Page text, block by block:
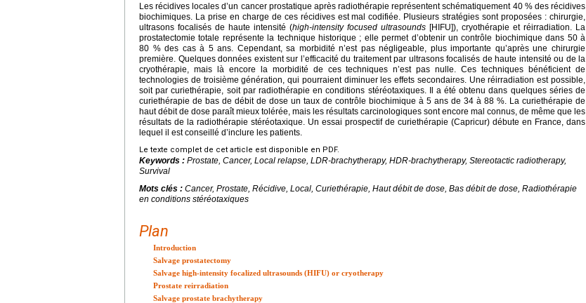
Les récidives locales d’un cancer prostatique après radiothérapie représentent schématiquement 40 % des récidives
biochimiques. La prise en charge de ces récidives est mal codifiée. Plusieurs stratégies sont proposées : chirurgie,
ultrasons focalisés de haute intensité (high-intensity focused ultrasounds [HIFU]), cryothérapie et réirradiation. La
prostatectomie totale représente la technique historique ; elle permet d’obtenir un contrôle biochimique dans 50 à
80 % des cas à 5 ans. Cependant, sa morbidité n’est pas négligeable, plus importante qu’après une chirurgie
première. Quelques données existent sur l’efficacité du traitement par ultrasons focalisés de haute intensité ou de la
cryothérapie, mais là encore la morbidité de ces techniques n’est pas nulle. Ces techniques bénéficient de
technologies de troisième génération, qui pourraient diminuer les effets secondaires. Une réirradiation est possible,
soit par curiethérapie, soit par radiothérapie en conditions stéréotaxiques. Il a été obtenu dans quelques séries de
curiethérapie de bas de débit de dose un taux de contrôle biochimique à 5 ans de 34 à 88 %. La curiethérapie de
haut débit de dose paraît mieux tolérée, mais les résultats carcinologiques sont encore mal connus, de même que les
résultats de la radiothérapie stéréotaxique. Un essai prospectif de curiethérapie (Capricur) débute en France, dans
lequel il est conseillé d’inclure les patients.
Le texte complet de cet article est disponible en PDF.
Keywords : Prostate, Cancer, Local relapse, LDR-brachytherapy, HDR-brachytherapy, Stereotactic radiotherapy,
Survival
Mots clés : Cancer, Prostate, Récidive, Local, Curiethérapie, Haut débit de dose, Bas débit de dose, Radiothérapie
en conditions stéréotaxiques
Plan
Introduction
Salvage prostatectomy
Salvage high-intensity focalized ultrasounds (HIFU) or cryotherapy
Prostate reirradiation
Salvage prostate brachytherapy